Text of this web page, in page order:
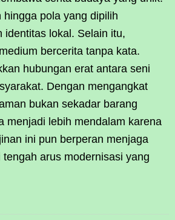
hingga pola yang dipilih
identitas lokal. Selain itu,
bercerita tanpa kata.
hubungan erat antara seni
Dengan mengangkat
bukan sekadar barang
menjadi lebih mendalam karena
ini pun berperan menjaga
arus modernisasi yang